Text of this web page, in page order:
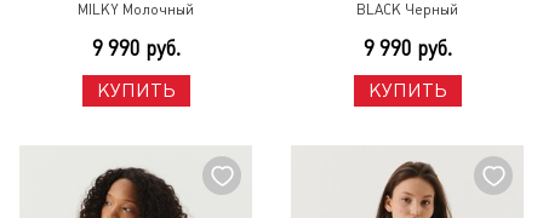
MILKY Молочный
9 990 руб.
КУПИТЬ
BLACK Черный
9 990 руб.
КУПИТЬ